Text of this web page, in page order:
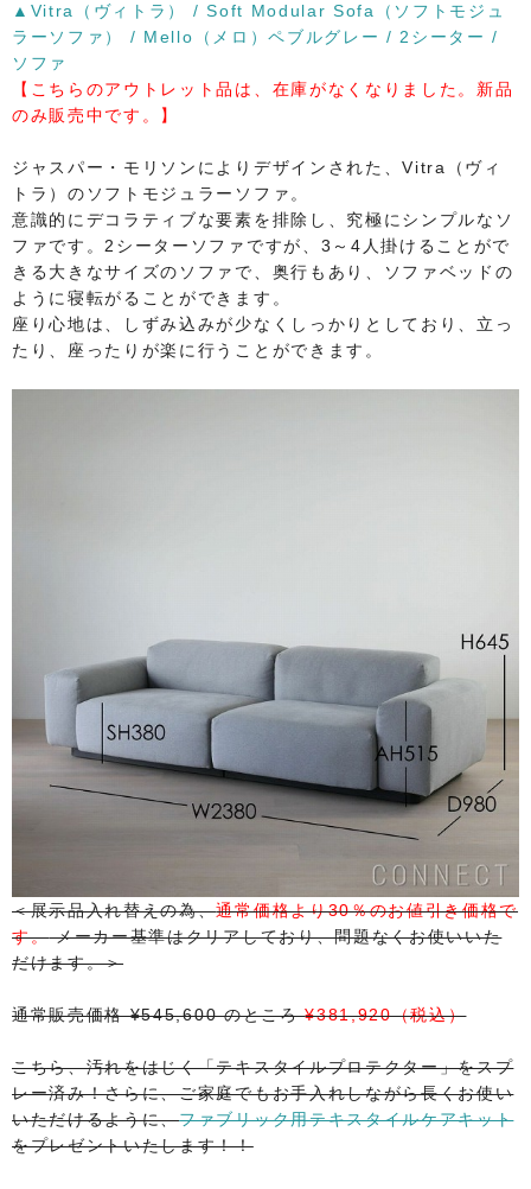
​▲Vitra（ヴィトラ） / Soft Modular Sofa（ソフトモジュ
ラーソファ） / Mello（メロ）ペブルグレー / 2シーター /
ソファ
​【こちらのアウトレット品は、在庫がなくなりました。新品
のみ販売中です。】
ジャスパー・モリソンによりデザインされた、Vitra（ヴィ
トラ）のソフトモジュラーソファ。
意識的にデコラティブな要素を排除し、究極にシンプルなソ
ファです。2シーターソファですが、3～4人掛けることがで
きる大きなサイズのソファで、奥行もあり、ソファベッドの
ように寝転がることができます。
座り心地は、しずみ込みが少なくしっかりとしており、立っ
たり、座ったりが楽に行うことができます。
＜展示品入れ替えの為、通常価格より30％のお値引き価格で
す。メーカー基準はクリアしており、問題なくお使いいた
だけます。＞
通常販売価格 ¥545,600 のところ¥381,920（税込）
こちら、汚れをはじく「テキスタイルプロテクター」をスプ
レー済み！さらに、ご家庭でもお手入れしながら長くお使い
いただけるように、ファブリック用テキスタイルケアキット
をプレゼントいたします！！